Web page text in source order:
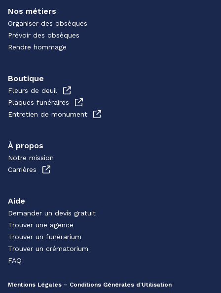
Nos métiers
Organiser des obsèques
Prévoir des obsèques
Rendre hommage
Boutique
Fleurs de deuil
Plaques funéraires
Entretien de monument
À propos
Notre mission
Carrières
Aide
Demander un devis gratuit
Trouver une agence
Trouver un funérarium
Trouver un crématorium
FAQ
Mentions Légales – Conditions Générales d’Utilisation